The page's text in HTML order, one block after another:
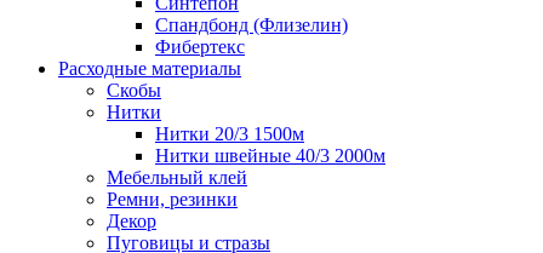
Спандбонд (Флизелин)
Фибертекс
Расходные материалы
Скобы
Нитки
Нитки 20/3 1500м
Нитки швейные 40/3 2000м
Мебельный клей
Ремни, резинки
Декор
Пуговицы и стразы